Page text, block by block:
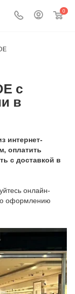
0
с
в
интернет-
оплатить
с доставкой в
онлайн-
оформлению